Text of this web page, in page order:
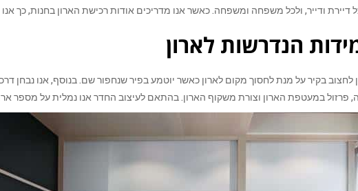
דיירת ודייר, ולכל משפחה ומשפחה. כאשר אנו מדריכים אודות רכישת הארון בחנות, כך
הנדרשות לארון
לחצוב בקיר על מנת לחסוך מקום לארון כאשר יוטמע בפיר שנחפור שם. בנוסף, אנו נבחן
פרזול במעטפת הארון וצורת משקוף הארון. בהתאם לעיצוב החדר אנו נמלית על מספר